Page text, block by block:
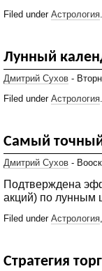
Filed under Астрология
Лунный
Дмитрий Сухов -
Filed under Астрология
Самый
Дмитрий Сухов -
Подтверждена
акций) по лунным
Filed under Астрология
Стратегия